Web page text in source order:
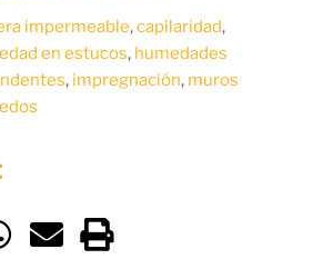
impermeable,capilaridad,
en estucos, humedades
, impregnación, muros